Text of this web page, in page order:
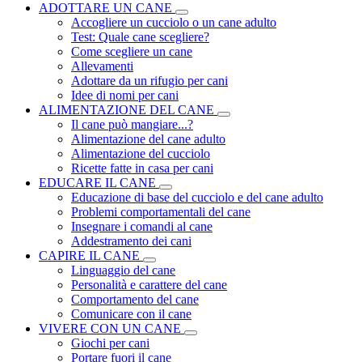
ADOTTARE UN CANE
Accogliere un cucciolo o un cane adulto
Test: Quale cane scegliere?
Come scegliere un cane
Allevamenti
Adottare da un rifugio per cani
Idee di nomi per cani
ALIMENTAZIONE DEL CANE
Il cane può mangiare...?
Alimentazione del cane adulto
Alimentazione del cucciolo
Ricette fatte in casa per cani
EDUCARE IL CANE
Educazione di base del cucciolo e del cane adulto
Problemi comportamentali del cane
Insegnare i comandi al cane
Addestramento dei cani
CAPIRE IL CANE
Linguaggio del cane
Personalità e carattere del cane
Comportamento del cane
Comunicare con il cane
VIVERE CON UN CANE
Giochi per cani
Portare fuori il cane